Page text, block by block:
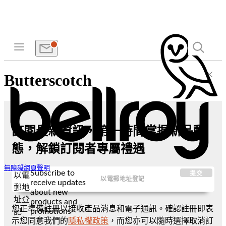
無障礙網頁聲明
Butterscotch
訂閱最新資訊，第一時間掌握新品動
態，解鎖訂閱者專屬禮遇
以電
郵地
址登
記
Subscribe to
receive updates
about new
products and
promotions
提交
您正準備註冊以接收產品消息和電子通訊。確認註冊即表
示您同意我們的 隱私權政策 ，而您亦可以隨時選擇取消訂